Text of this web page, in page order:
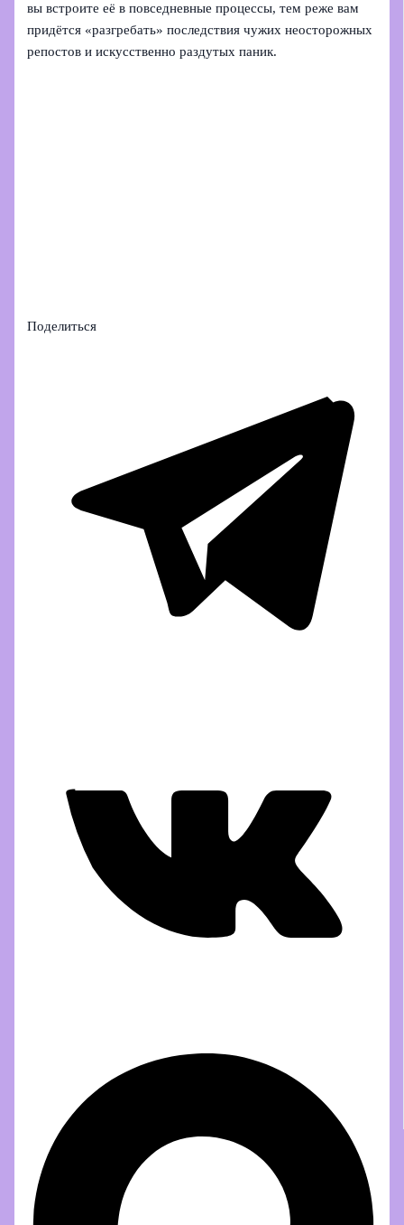
вы встроите её в повседневные процессы, тем реже вам
придётся «разгребать» последствия чужих неосторожных
репостов и искусственно раздутых паник.
Поделиться